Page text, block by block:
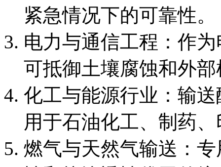
紧急情况下的可靠性。
电力与通信工程：作
可抵御土壤腐蚀和外
化工与能源行业：输
用于石油化工、制药
燃气与天然气输送：